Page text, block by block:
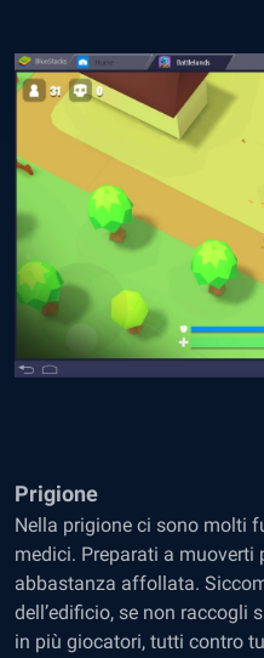
Prigione
Nella prigione ci sono molti
medici. Preparati a muoverti
abbastanza affollata.
dell’edificio, se non raccogli
in più giocatori, tutti contro